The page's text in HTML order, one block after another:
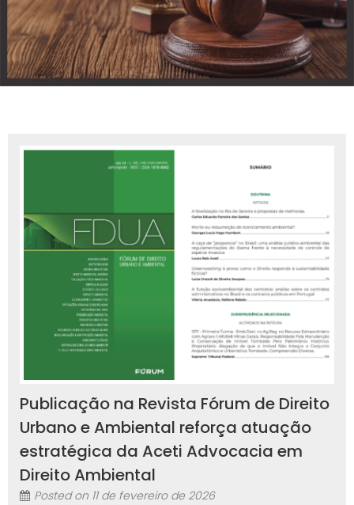
Publicação na Revista Fórum de Direito
Urbano e Ambiental reforça atuação
estratégica da Aceti Advocacia em
Direito Ambiental
Posted on 11 de fevereiro de 2026